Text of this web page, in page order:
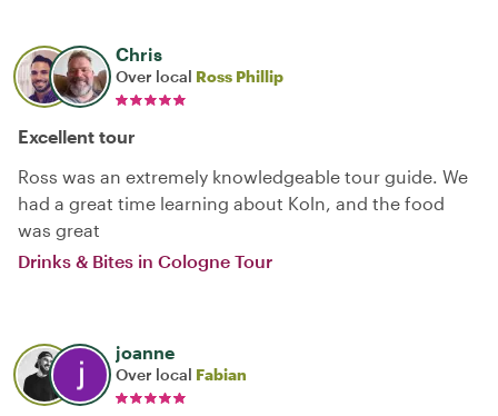
Chris
Over local Ross Phillip
Excellent tour
Ross was an extremely knowledgeable tour guide. We
had a great time learning about Koln, and the food
was great
Drinks & Bites in Cologne Tour
joanne
Over local Fabian